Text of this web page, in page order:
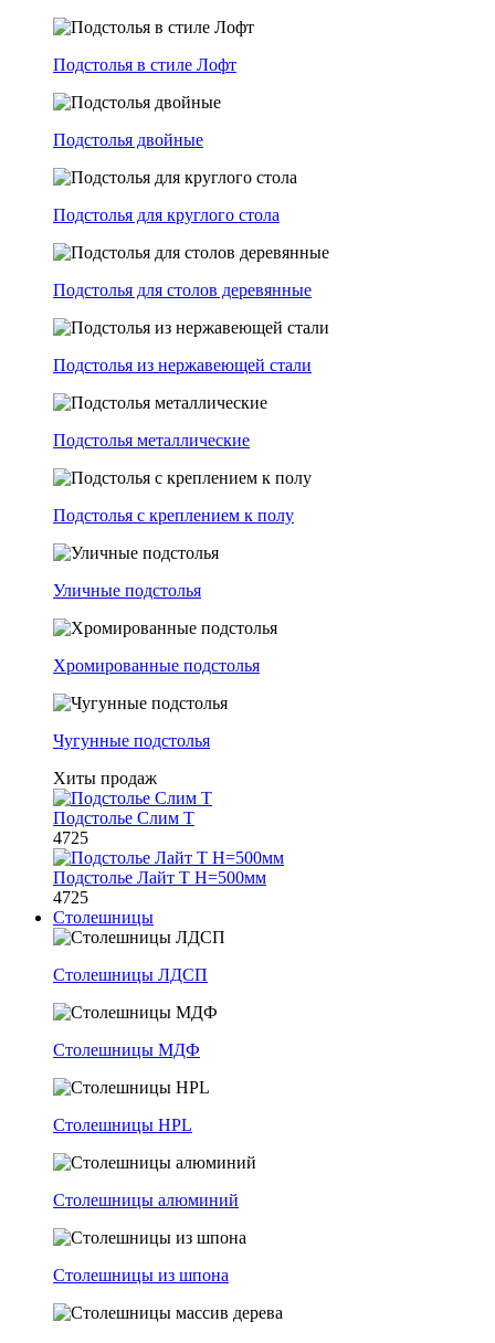
Подстолья в стиле Лофт
Подстолья двойные
Подстолья для круглого стола
Подстолья для столов деревянные
Подстолья из нержавеющей стали
Подстолья металлические
Подстолья с креплением к полу
Уличные подстолья
Хромированные подстолья
Чугунные подстолья
Хиты продаж
Подстолье Слим Т
4725
Подстолье Лайт Т H=500мм
4725
Столешницы
Столешницы ЛДСП
Столешницы МДФ
Столешницы HPL
Столешницы алюминий
Столешницы из шпона